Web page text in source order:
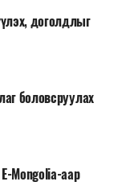
доголдлыг
боловсруулах
Mongolia-аар